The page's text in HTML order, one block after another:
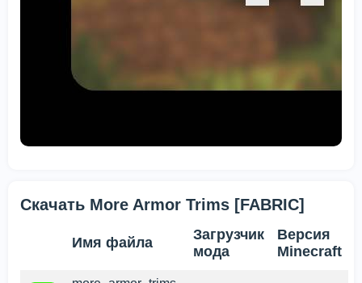
Скачать More Armor Trims [FABRIC]
Имя файла
Загрузчик
мода
Версия
Minecraft